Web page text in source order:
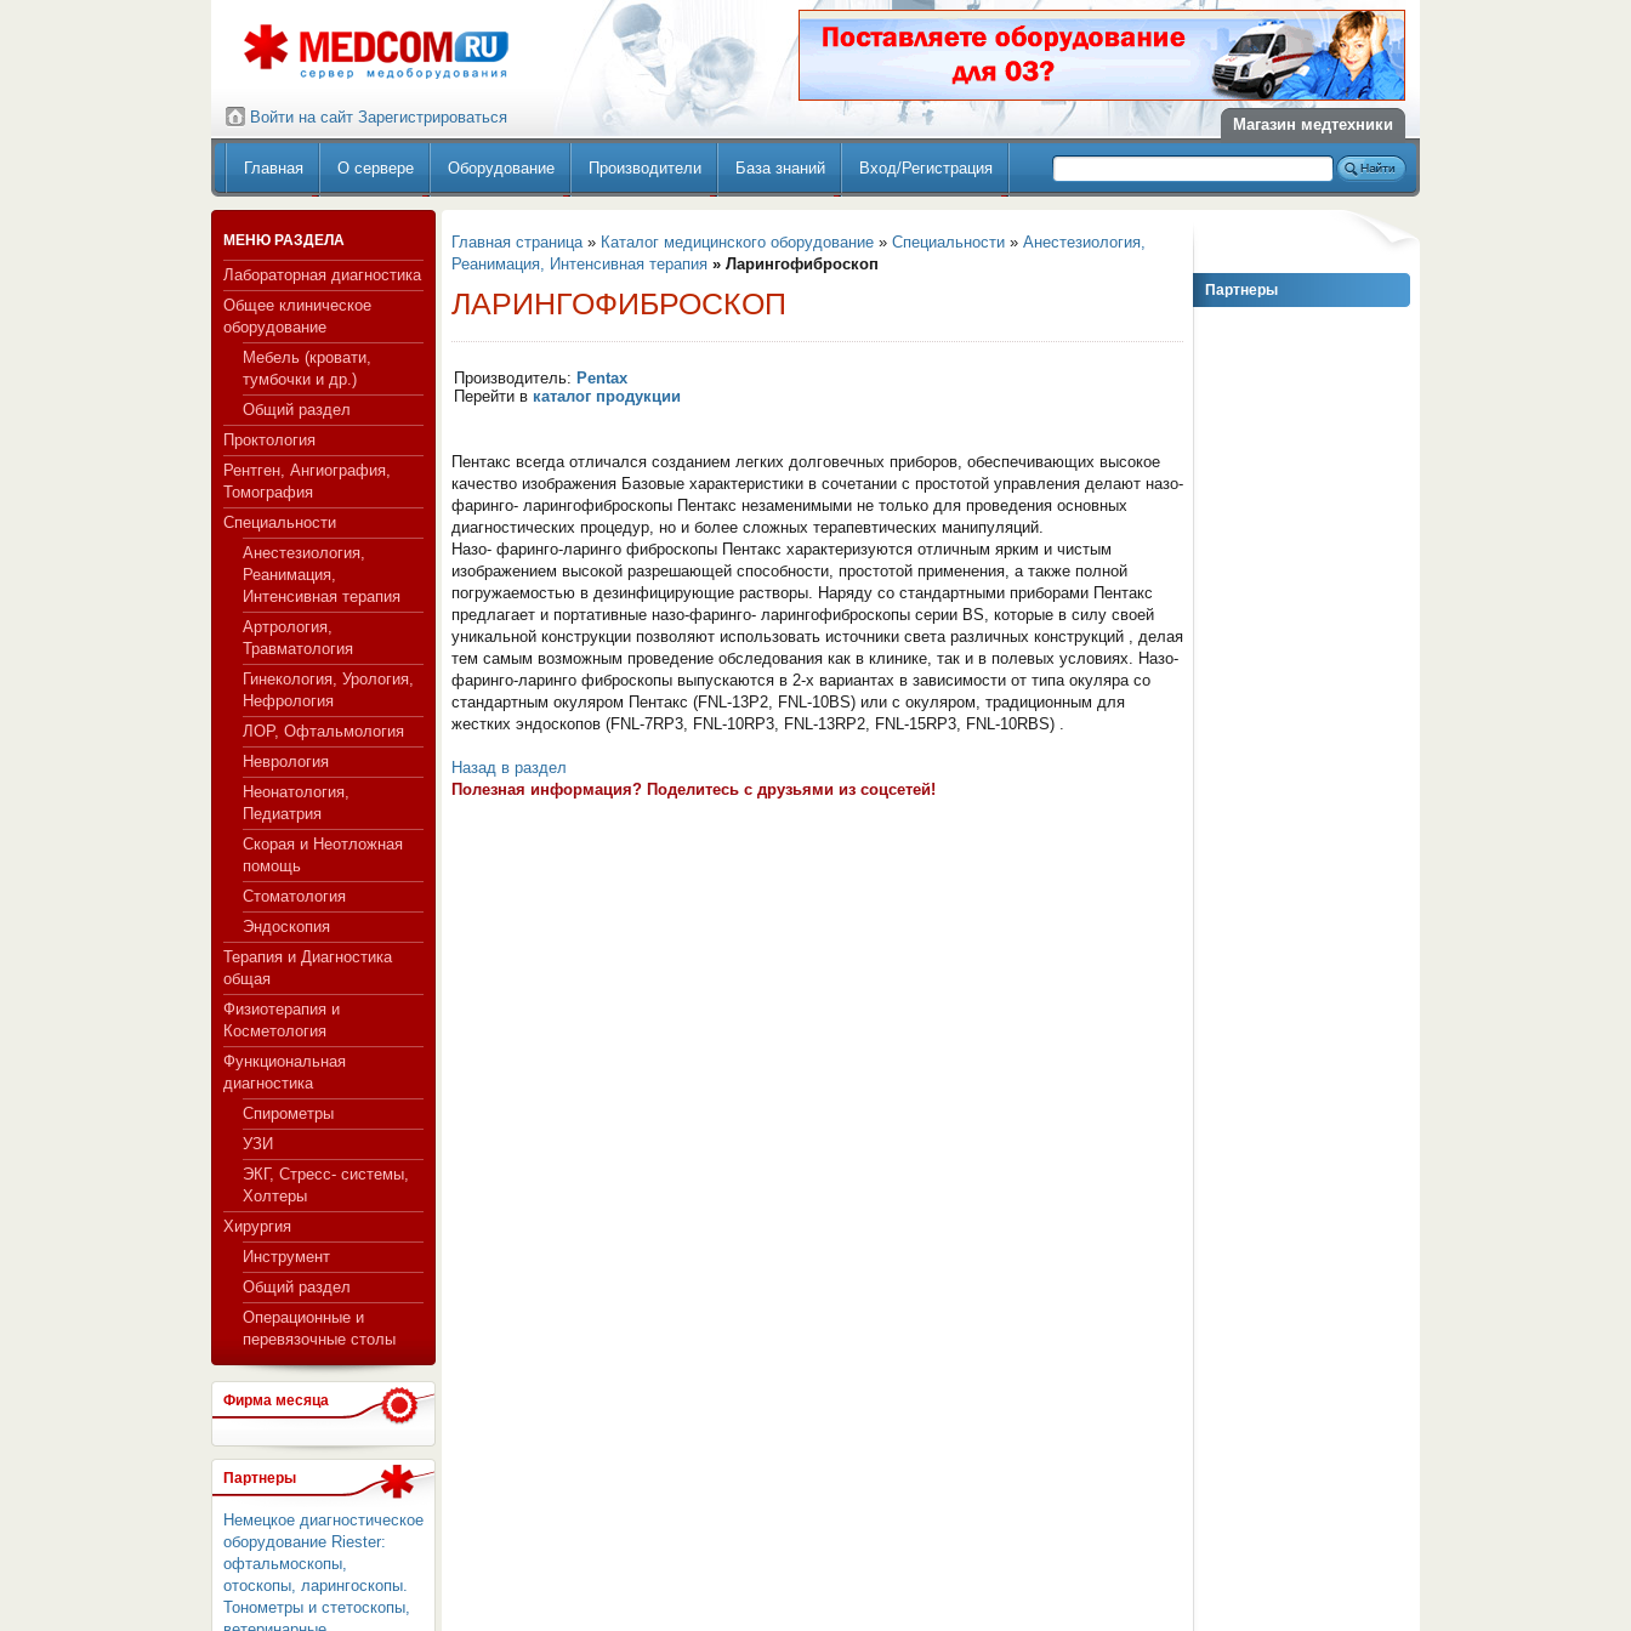
СЕРВЕР МЕДИЦИНСКОГО
Магазин медтехники
Войти на сайт Зарегистрироваться
Главная О сервере Оборудование Производители База знаний Вход/Регистрация
Партнеры
МЕНЮ РАЗДЕЛА
Лабораторная диагностика
Общее клиническое
оборудование
Мебель (кровати,
тумбочки и др.)
Общий раздел
Проктология
Рентген, Ангиография,
Томография
Специальности
Анестезиология,
Реанимация,
Интенсивная терапия
Артрология,
Травматология
Гинекология, Урология,
Нефрология
ЛОР, Офтальмология
Неврология
Неонатология,
Педиатрия
Скорая и Неотложная
помощь
Стоматология
Эндоскопия
Терапия и Диагностика
общая
Физиотерапия и
Косметология
Функциональная
диагностика
Спирометры
УЗИ
ЭКГ, Стресс- системы,
Холтеры
Хирургия
Инструмент
Общий раздел
Операционные и
перевязочные столы
Фирма месяца
Партнеры
Немецкое диагностическое
оборудование Riester:
офтальмоскопы,
отоскопы, ларингоскопы.
Тонометры и стетоскопы,
Главная страница» Каталог медицинского оборудование » Специальности » Анестезиология,
Реанимация, Интенсивная терапия » Ларингофиброскоп
ЛАРИНГОФИБРОСКОП
Производитель: Pentax
Перейти в каталог продукции
Пентакс всегда отличался созданием легких долговечных приборов, обеспечивающих высокое
качество изображения Базовые характеристики в сочетании с простотой управления делают назо-
фаринго- ларингофиброскопы Пентакс незаменимыми не только для проведения основных
диагностических процедур, но и более сложных терапевтических манипуляций.
Назо- фаринго-ларинго фиброскопы Пентакс характеризуются отличным ярким и чистым
изображением высокой разрешающей способности, простотой применения, а также полной
погружаемостью в дезинфицирующие растворы. Наряду со стандартными приборами Пентакс
предлагает и портативные назо-фаринго- ларингофиброскопы серии BS, которые в силу своей
уникальной конструкции позволяют использовать источники света различных конструкций , делая
тем самым возможным проведение обследования как в клинике, так и в полевых условиях. Назо-
фаринго-ларинго фиброскопы выпускаются в 2-х вариантах в зависимости от типа окуляра со
стандартным окуляром Пентакс (FNL-13P2, FNL-10BS) или с окуляром, традиционным для
жестких эндоскопов (FNL-7RP3, FNL-10RP3, FNL-13RP2, FNL-15RP3, FNL-10RBS) .
Назад в раздел
Полезная информация? Поделитесь с друзьями из соцсетей!